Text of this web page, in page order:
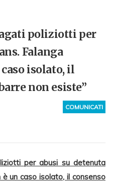
poliziotti per
Falanga
isolato, il
non esiste”
COMUNICATI
per abusi su detenuta
un caso isolato, il consenso